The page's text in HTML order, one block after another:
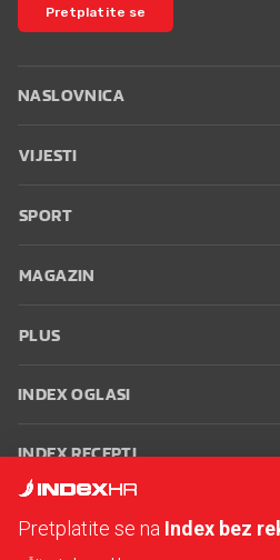
Pretplatite se
NASLOVNICA
VIJESTI
SPORT
MAGAZIN
PLUS
INDEX OGLASI
INDEX RECEPTI
Pretplatite se na Index bez